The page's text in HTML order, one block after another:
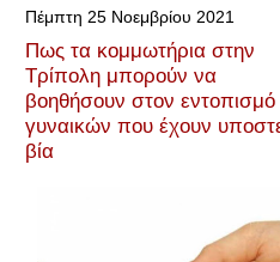
Πέμπτη 25 Νοεμβρίου 2021
Πως τα κομμωτήρια στην
Τρίπολη μπορούν να
βοηθήσουν στον εντοπισμό
γυναικών που έχουν
βία